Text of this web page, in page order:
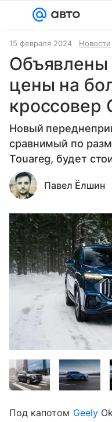
15 февраля 2024 Новости
Объявлены
цены на
кроссовер
Новый
сравнимый по
Touareg, будет
Павел Ёлшин
Под капотом Geely